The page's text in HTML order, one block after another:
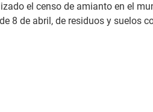
el censo de amianto en el
8 de abril, de residuos y suelos